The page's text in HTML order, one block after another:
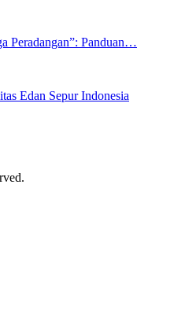
Peradangan”: Panduan…
Edan Sepur Indonesia